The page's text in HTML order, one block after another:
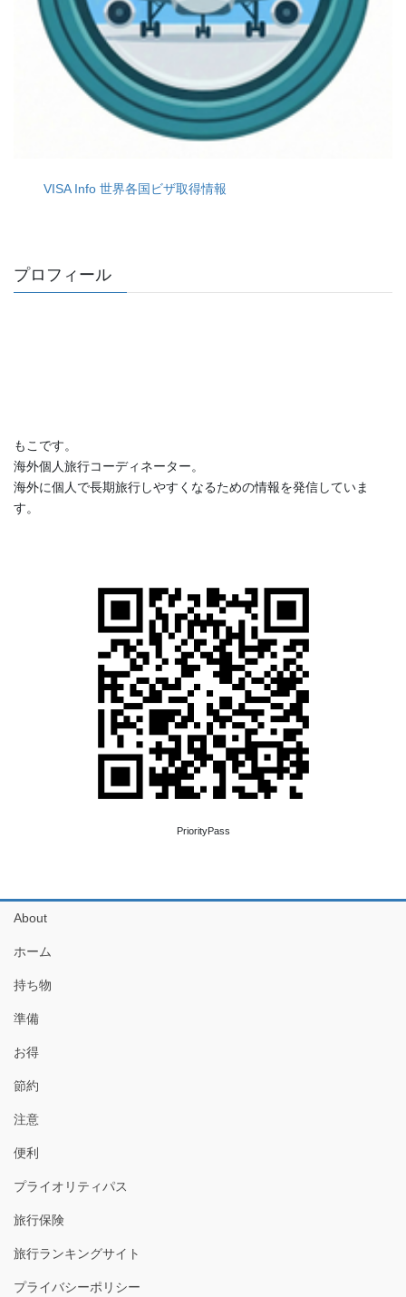
VISA Info 世界各国ビザ取得情報
プロフィール
もこです。
海外個人旅行コーディネーター。
海外に個人で長期旅行しやすくなるための情報を発信していま
す。
PriorityPass
About
ホーム
持ち物
準備
お得
節約
注意
便利
プライオリティパス
旅行保険
旅行ランキングサイト
プライバシーポリシー